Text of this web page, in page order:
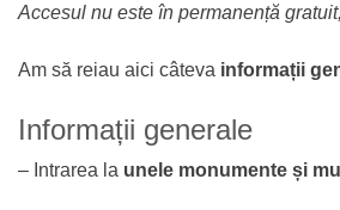
Accesul nu este în permanență
Am să reiau aici câteva informații
Informații generale
– Intrarea la unele monumente și